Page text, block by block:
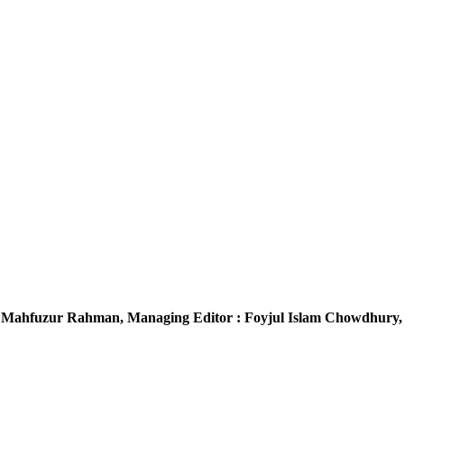
Mahfuzur Rahman, Managing Editor : Foyjul Islam Chowdhury,